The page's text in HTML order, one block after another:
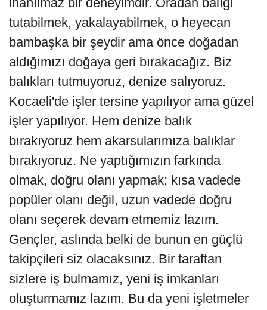
tutabilmek, yakalayabilmek, o heyecan
bambaşka bir şeydir ama önce doğadan
aldığımızı doğaya geri bırakacağız. Biz
balıkları tutmuyoruz, denize salıyoruz.
Kocaeli'de işler tersine yapılıyor ama güzel
işler yapılıyor. Hem denize balık
bırakıyoruz hem akarsularımıza balıklar
bırakıyoruz. Ne yaptığımızın farkında
olmak, doğru olanı yapmak; kısa vadede
popüler olanı değil, uzun vadede doğru
olanı seçerek devam etmemiz lazım.
Gençler, aslında belki de bunun en güçlü
takipçileri siz olacaksınız. Bir taraftan
sizlere iş bulmamız, yeni iş imkanları
oluşturmamız lazım. Bu da yeni işletmeler